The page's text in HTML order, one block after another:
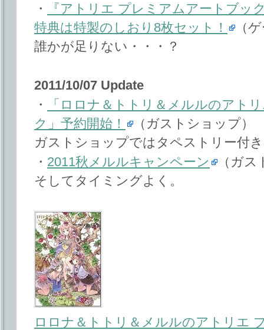
・
『アトリエ プレミアムアートブッ
特典は特製のしおり8枚セット！
（
誰かが足りない・・・？
2011/10/07 Update
・
「ロロナ＆トトリ＆メルルのアト
ク」予約開始！
（ガストショップ）
ガストショップではタペストリー付
・ 2011秋メルルキャンペーン
（ガ
そしてタイミングよく。
ロロナ＆トトリ＆メルルのアトリエ